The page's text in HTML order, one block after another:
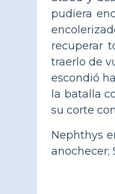
pudiera
recuperar
traerlo de
escondió
la batalla
su corte
Nephthys
anochecer;